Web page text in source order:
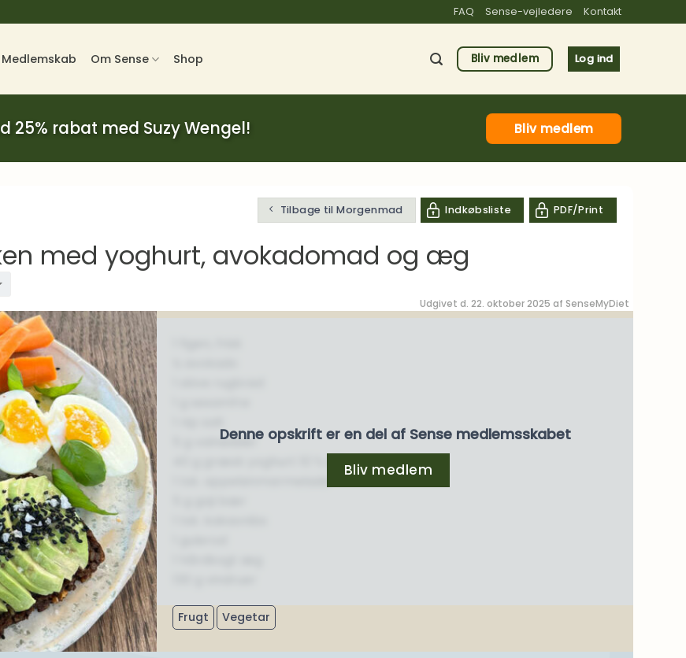
FAQ Sense-vejledere Kontakt
Medlemskab Om Sense Shop Bliv medlem Log ind
25% rabat med Suzy Wengel! Bliv medlem
Tilbage til Morgenmad Indkøbsliste PDF/Print
med yoghurt, avokadomad og æg
Udgivet d. 22. oktober 2025 af SenseMyDiet
Denne opskrift er en del af Sense medlemsskabet
Bliv medlem
5 g valnødder
40 g græsk yoghurt 10 % eller derover
Frugt Vegetar